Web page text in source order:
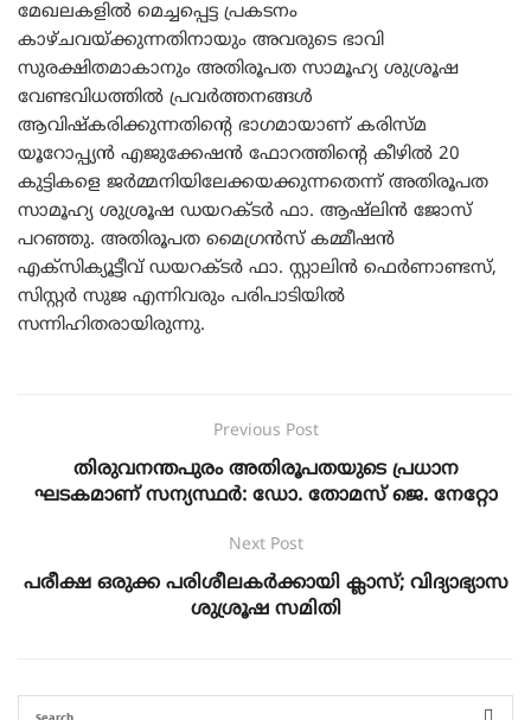
മേഖലകളിൽ മെച്ചപ്പെട്ട പ്രകടനം
കാഴ്ചവയ്ക്കുന്നതിനായും അവരുടെ ഭാവി
സുരക്ഷിതമാകാനും അതിരൂപത സാമൂഹ്യ ശുശ്രൂഷ
വേണ്ടവിധത്തിൽ പ്രവർത്തനങ്ങൾ
ആവിഷ്കരിക്കുന്നതിന്റെ ഭാഗമായാണ് കരിസ്മ
യൂറോപ്പ്യൻ എജുക്കേഷൻ ഫോറത്തിന്റെ കീഴിൽ 20
കുട്ടികളെ ജർമ്മനിയിലേക്കയക്കുന്നതെന്ന് അതിരൂപത
സാമൂഹ്യ ശുശ്രൂഷ ഡയറക്ടർ ഫാ. ആഷ്ലിൻ ജോസ്
പറഞ്ഞു. അതിരൂപത മൈഗ്രൻസ് കമ്മീഷൻ
എക്സിക്യൂട്ടീവ് ഡയറക്ടർ ഫാ. സ്റ്റാലിൻ ഫെർണാണ്ടസ്,
സിസ്റ്റർ സുജ എന്നിവരും പരിപാടിയിൽ
സന്നിഹിതരായിരുന്നു.
Previous Post
തിരുവനന്തപുരം അതിരൂപതയുടെ പ്രധാന
ഘടകമാണ് സന്യസ്ഥർ: ഡോ. തോമസ് ജെ. നേറ്റോ
Next Post
പരീക്ഷ ഒരുക്ക പരിശീലകർക്കായി ക്ലാസ്; വിദ്യാഭ്യാസ
ശുശ്രൂഷ സമിതി